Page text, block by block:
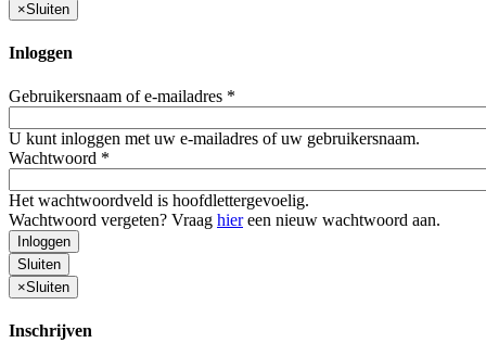
×Sluiten
Inloggen
Gebruikersnaam of e-mailadres *
U kunt inloggen met uw e-mailadres of uw gebruikersnaam.
Wachtwoord *
Het wachtwoordveld is hoofdlettergevoelig.
Wachtwoord vergeten? Vraag hiereen nieuw wachtwoord aan.
Inloggen
Sluiten
×Sluiten
Inschrijven